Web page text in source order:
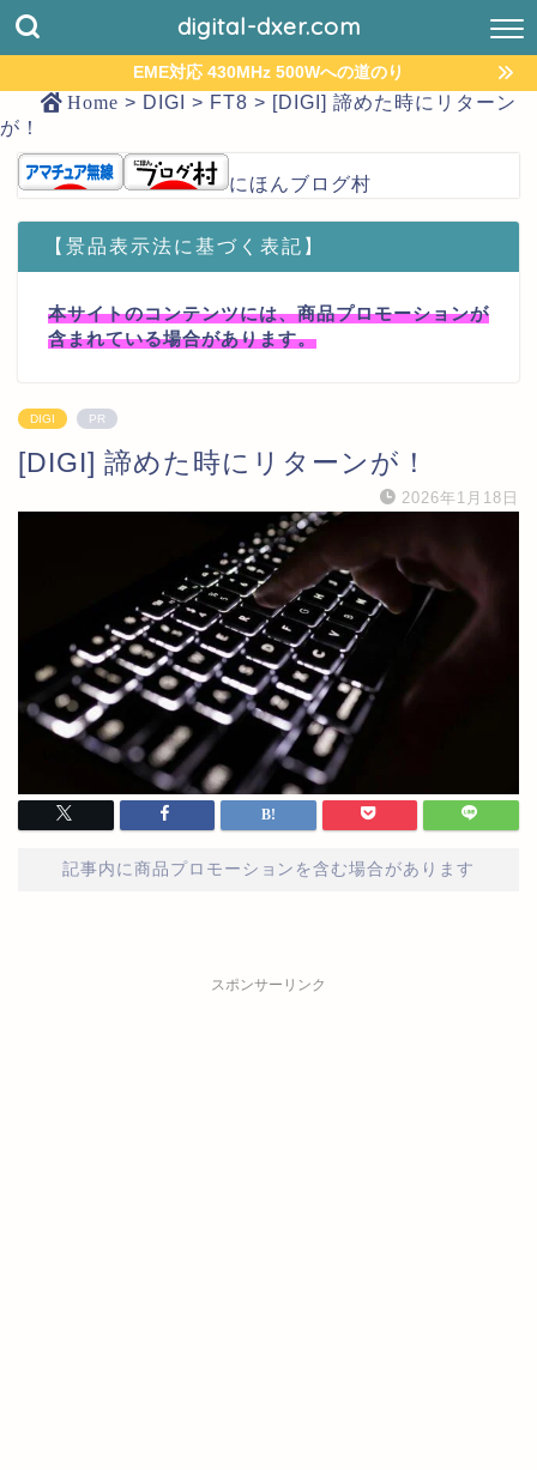
digital-dxer.com
EME対応 430MHz 500Wへの道のり
Home > DIGI > FT8 > [DIGI] 諦めた時にリターン
が！
にほんブログ村
【景品表示法に基づく表記】
本サイトのコンテンツには、商品プロモーションが
含まれている場合があります。
DIGI PR
[DIGI] 諦めた時にリターンが！
2026年1月18日
記事内に商品プロモーションを含む場合があります
スポンサーリンク